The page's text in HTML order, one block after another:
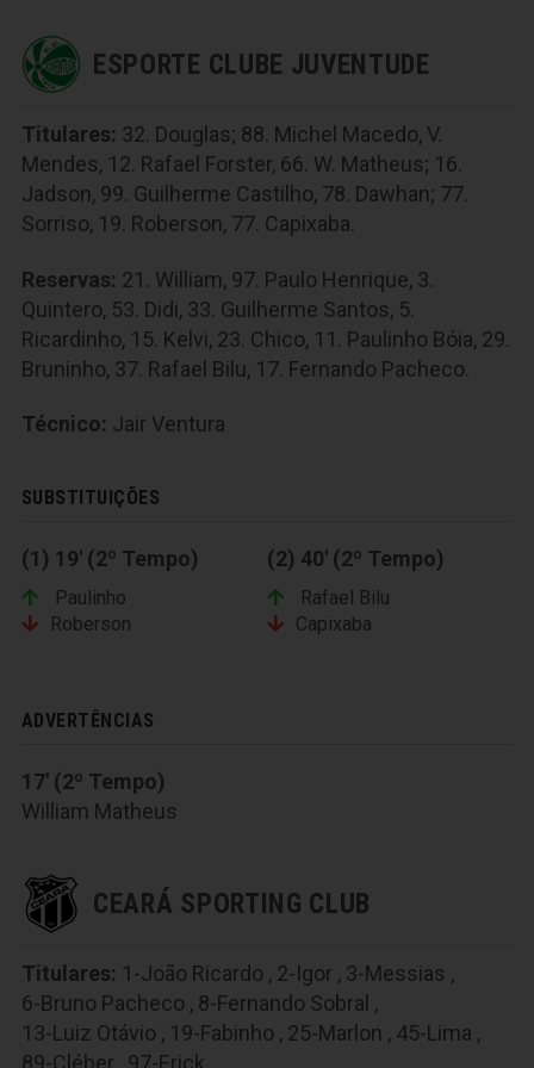
ESPORTE CLUBE JUVENTUDE
Titulares: 32. Douglas; 88. Michel Macedo, V.
Mendes, 12. Rafael Forster, 66. W. Matheus; 16.
Jadson, 99. Guilherme Castilho, 78. Dawhan; 77.
Sorriso, 19. Roberson, 77. Capixaba.
Reservas: 21. William, 97. Paulo Henrique, 3.
Quintero, 53. Didi, 33. Guilherme Santos, 5.
Ricardinho, 15. Kelvi, 23. Chico, 11. Paulinho Bóia, 29.
Bruninho, 37. Rafael Bilu, 17. Fernando Pacheco.
Técnico: Jair Ventura
SUBSTITUIÇÕES
(1) 19' (2º Tempo)
Paulinho
Roberson
(2) 40' (2º Tempo)
Rafael Bilu
Capixaba
ADVERTÊNCIAS
17' (2º Tempo)
William Matheus
CEARÁ SPORTING CLUB
Titulares: 1-João Ricardo , 2-Igor , 3-Messias ,
6-Bruno Pacheco , 8-Fernando Sobral ,
13-Luiz Otávio , 19-Fabinho , 25-Marlon , 45-Lima ,
89-Cléber
97-Erick